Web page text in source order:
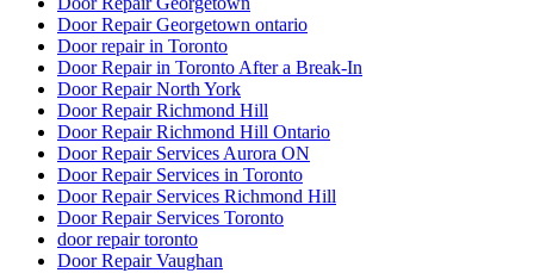
Door Repair Georgetown ontario
Door repair in Toronto
Door Repair in Toronto After a Break-In
Door Repair North York
Door Repair Richmond Hill
Door Repair Richmond Hill Ontario
Door Repair Services Aurora ON
Door Repair Services in Toronto
Door Repair Services Richmond Hill
Door Repair Services Toronto
door repair toronto
Door Repair Vaughan